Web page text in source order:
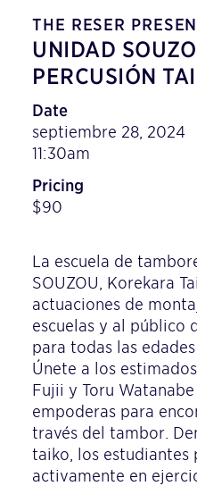
THE RESER
UNIDAD
PERCUSIÓN
Date
septiembre 28, 2024
11:30am
Pricing
$90
La escuela de
SOUZOU, Korekara
actuaciones de
escuelas y al público
para todas las
Únete a los
Fujii y Toru
empoderas para
través del tambor.
taiko, los estudiantes
activamente en